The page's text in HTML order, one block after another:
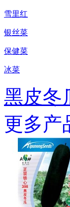
雪里红
银丝菜
保健菜
冰菜
黑皮冬
更多产